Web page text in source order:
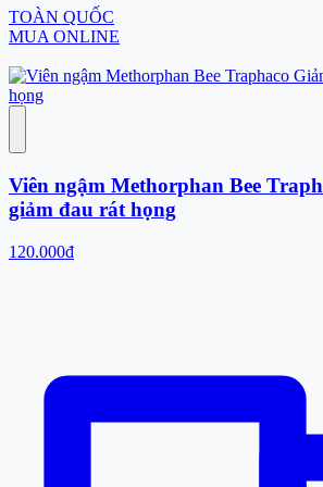
TOÀN QUỐC
MUA ONLINE
Viên ngậm Methorphan Bee
giảm đau rát họng
120.000đ